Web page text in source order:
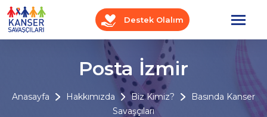
Destek Olalım
Posta İzmir
Anasayfa Hakkımızda Biz Kimiz?
Basında Kanser
Savaşçıları